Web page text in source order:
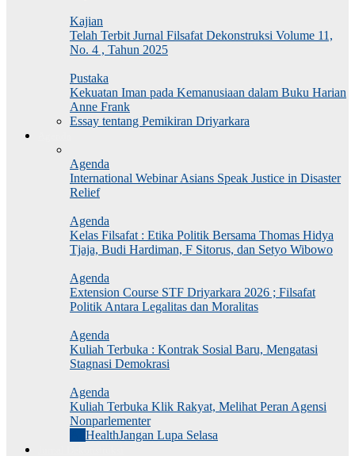
Kajian
Telah Terbit Jurnal Filsafat Dekonstruksi Volume 11,
No. 4 , Tahun 2025
Pustaka
Kekuatan Iman pada Kemanusiaan dalam Buku Harian
Anne Frank
Essay tentang Pemikiran Driyarkara
Agenda
International Webinar Asians Speak Justice in Disaster
Relief
Agenda
Kelas Filsafat : Etika Politik Bersama Thomas Hidya
Tjaja, Budi Hardiman, F Sitorus, dan Setyo Wibowo
Agenda
Extension Course STF Driyarkara 2026 ; Filsafat
Politik Antara Legalitas dan Moralitas
Agenda
Kuliah Terbuka : Kontrak Sosial Baru, Mengatasi
Stagnasi Demokrasi
Agenda
Kuliah Terbuka Klik Rakyat, Melihat Peran Agensi
Nonparlementer
HealthJangan Lupa Selasa